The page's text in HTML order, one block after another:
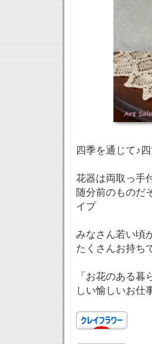
四季を通じて♪
花器は両取っ手
随分前のものだ
イプ
みなさん若い頃
たくさんお持ち
「お花のある
しい愉しいお仕